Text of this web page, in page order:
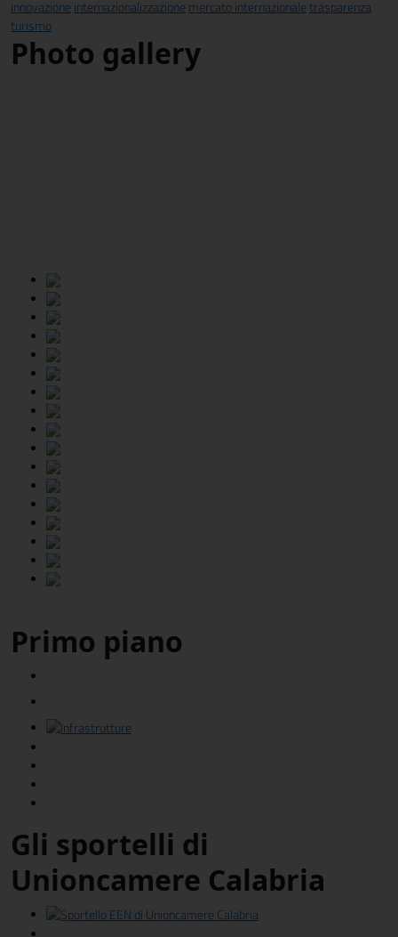
innovazione internazionalizzazione mercato internazionaletrasparenza
turismo
Photo gallery
Primo piano
Gli sportelli di
Unioncamere Calabria